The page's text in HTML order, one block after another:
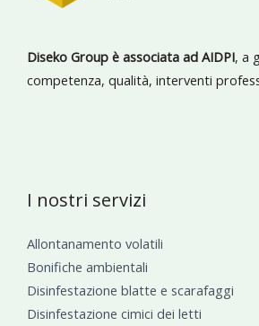
Diseko Group è associata ad AIDPI, a
competenza, qualità, interventi
I nostri servizi
Allontanamento volatili
Bonifiche ambientali
Disinfestazione blatte e scarafaggi
Disinfestazione cimici dei letti